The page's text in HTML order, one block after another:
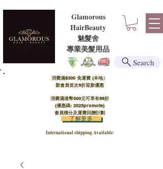
Glamorous
HairBeauty
魅髮舍
​​專業美髮用品
消費滿$300 免運費 (本地）​
新會員首次9折迎新優惠
消費滿港幣500元可享有88折
(優惠碼: 2023promote)
會員積分及運費回贈計劃
International shipping Available
了解更多
Search